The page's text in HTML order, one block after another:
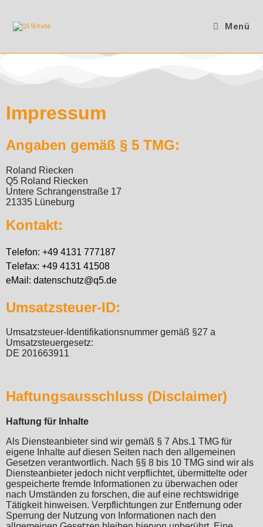
Menü
Impressum
Angaben gemäß § 5 TMG:
Roland Riecken
Q5 Roland Riecken
Untere Schrangenstraße 17
21335 Lüneburg
Kontakt:
Telefon: +49 4131 777187
Telefax: +49 4131 41508
eMail: datenschutz@q5.de
Umsatzsteuer-ID:
Umsatzsteuer-Identifikationsnummer gemäß §27 a
Umsatzsteuergesetz:
DE 201663911
Haftungsausschluss (Disclaimer)
Haftung für Inhalte
Als Diensteanbieter sind wir gemäß § 7 Abs.1 TMG für
eigene Inhalte auf diesen Seiten nach den allgemeinen
Gesetzen verantwortlich. Nach §§ 8 bis 10 TMG sind wir als
Diensteanbieter jedoch nicht verpflichtet, übermittelte oder
gespeicherte fremde Informationen zu überwachen oder
nach Umständen zu forschen, die auf eine rechtswidrige
Tätigkeit hinweisen. Verpflichtungen zur Entfernung oder
Sperrung der Nutzung von Informationen nach den